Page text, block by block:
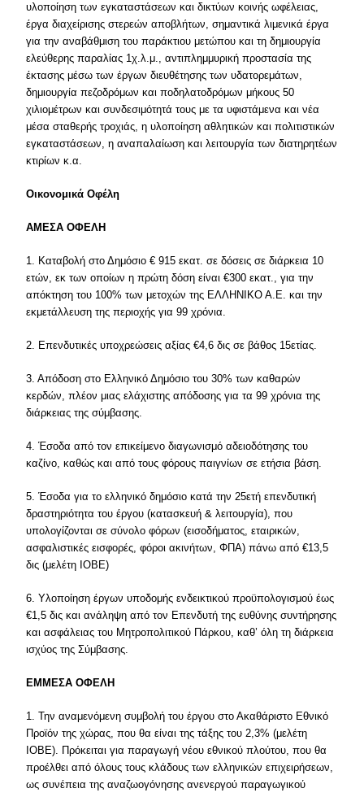
υλοποίηση των εγκαταστάσεων και δικτύων κοινής ωφέλειας,
έργα διαχείρισης στερεών αποβλήτων, σημαντικά λιμενικά έργα
για την αναβάθμιση του παράκτιου μετώπου και τη δημιουργία
ελεύθερης παραλίας 1χ.λ.μ., αντιπλημμυρική προστασία της
έκτασης μέσω των έργων διευθέτησης των υδατορεμάτων,
δημιουργία πεζοδρόμων και ποδηλατοδρόμων μήκους 50
χιλιομέτρων και συνδεσιμότητά τους με τα υφιστάμενα και νέα
μέσα σταθερής τροχιάς, η υλοποίηση αθλητικών και πολιτιστικών
εγκαταστάσεων, η αναπαλαίωση και λειτουργία των διατηρητέων
κτιρίων κ.α.
Οικονομικά Οφέλη
ΑΜΕΣΑ ΟΦΕΛΗ
1. Καταβολή στο Δημόσιο € 915 εκατ. σε δόσεις σε διάρκεια 10
ετών, εκ των οποίων η πρώτη δόση είναι €300 εκατ., για την
απόκτηση του 100% των μετοχών της ΕΛΛΗΝΙΚΟ Α.Ε. και την
εκμετάλλευση της περιοχής για 99 χρόνια.
2. Επενδυτικές υποχρεώσεις αξίας €4,6 δις σε βάθος 15ετίας.
3. Απόδοση στο Ελληνικό Δημόσιο του 30% των καθαρών
κερδών, πλέον μιας ελάχιστης απόδοσης για τα 99 χρόνια της
διάρκειας της σύμβασης.
4. Έσοδα από τον επικείμενο διαγωνισμό αδειοδότησης του
καζίνο, καθώς και από τους φόρους παιγνίων σε ετήσια βάση.
5. Έσοδα για το ελληνικό δημόσιο κατά την 25ετή επενδυτική
δραστηριότητα του έργου (κατασκευή & λειτουργία), που
υπολογίζονται σε σύνολο φόρων (εισοδήματος, εταιρικών,
ασφαλιστικές εισφορές, φόροι ακινήτων, ΦΠΑ) πάνω από €13,5
δις (μελέτη ΙΟΒΕ)
6. Υλοποίηση έργων υποδομής ενδεικτικού προϋπολογισμού έως
€1,5 δις και ανάληψη από τον Επενδυτή της ευθύνης συντήρησης
και ασφάλειας του Μητροπολιτικού Πάρκου, καθ’ όλη τη διάρκεια
ισχύος της Σύμβασης.
ΕΜΜΕΣΑ ΟΦΕΛΗ
1. Την αναμενόμενη συμβολή του έργου στο Ακαθάριστο Εθνικό
Προϊόν της χώρας, που θα είναι της τάξης του 2,3% (μελέτη
ΙΟΒΕ). Πρόκειται για παραγωγή νέου εθνικού πλούτου, που θα
προέλθει από όλους τους κλάδους των ελληνικών επιχειρήσεων,
ως συνέπεια της αναζωογόνησης ανενεργού παραγωγικού